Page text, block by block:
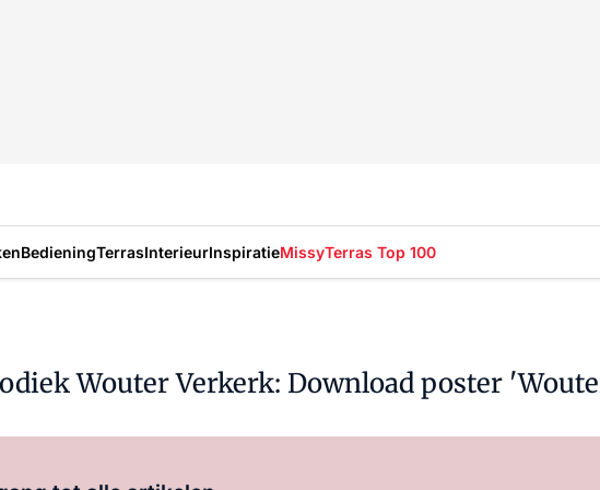
BedieningTerrasInterieurInspiratieMissyTerras Top 100
Wouter Verkerk: Download poster